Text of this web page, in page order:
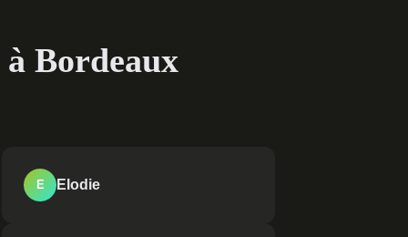
à Bordeaux
E Elodie